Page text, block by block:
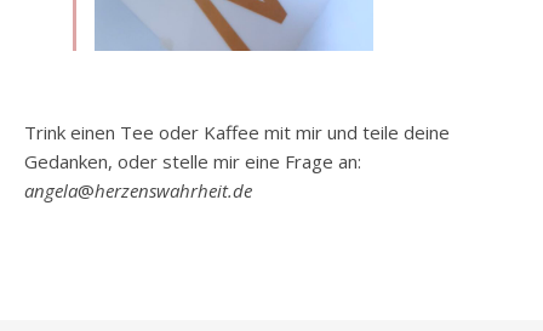
Trink einen Tee oder Kaffee mit mir und teile deine
Gedanken, oder stelle mir eine Frage an:
angela@herzenswahrheit.de